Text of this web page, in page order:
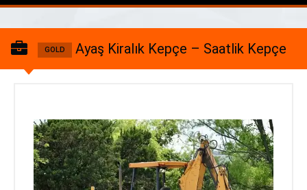
GOLD Ayaş Kiralık Kepçe – Saatlik Kepçe